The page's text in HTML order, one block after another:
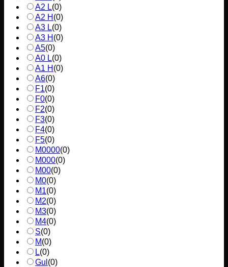
A2 L(0)
A2 H (0)
A3 L(0)
A3 H (0)
A5(0)
A0 L(0)
A1 H (0)
A6(0)
F1(0)
F0(0)
F2(0)
F3(0)
F4(0)
F5(0)
M0000(0)
M000(0)
M00(0)
M0(0)
M1(0)
M2(0)
M3(0)
M4(0)
S(0)
M(0)
L(0)
Gul (0)